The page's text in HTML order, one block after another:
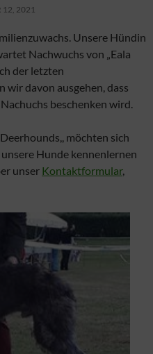
12, 2021
Unsere Hündin
Nachwuchs von „Eala
der letzten
davon ausgehen, dass
beschenken wird.
möchten sich
Hunde kennenlernen
unser Kontaktformular,